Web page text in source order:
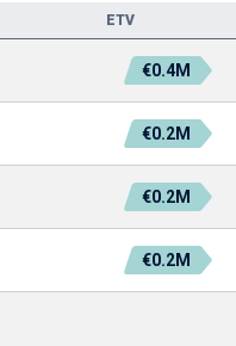
ETV
€0.4M
€0.2M
€0.2M
€0.2M